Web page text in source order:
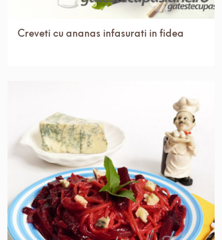
Creveti cu ananas infasurati in fidea
IN 1 ORA. MEDIU 2 PORTII